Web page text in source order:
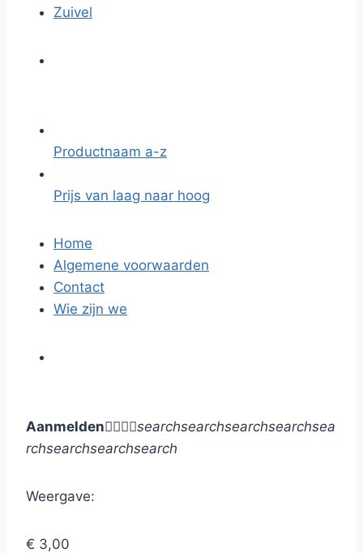
Zuivel
Productnaam a-z
Prijs van laag naar hoog
Home
Algemene voorwaarden
Contact
Wie zijn we
Aanmeldensearchsearchsearchsearchsea
rchsearchsearchsearch
Weergave:
€ 3,00